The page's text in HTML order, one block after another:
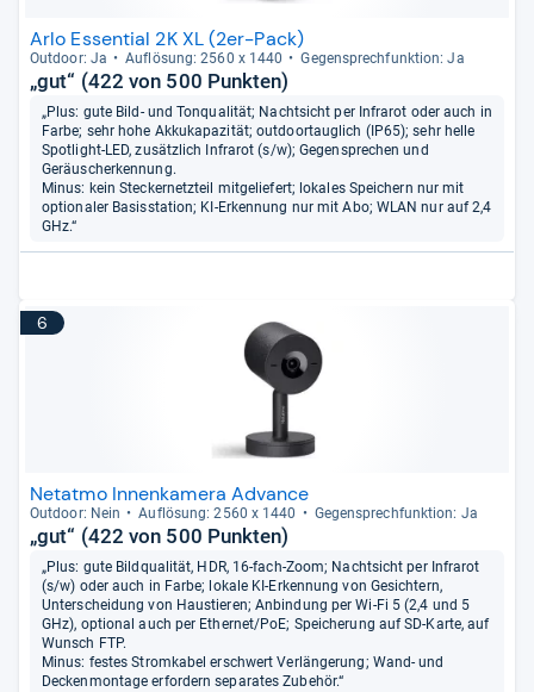
Arlo Essential 2K XL (2er-Pack)
Out­door: Ja Auf­lö­sung: 2560 x 1440 Gegen­sprech­funk­tion: Ja
„gut“ (422 von 500 Punkten)
„Plus: gute Bild- und Tonqualität; Nachtsicht per Infrarot oder auch in
Farbe; sehr hohe Akkukapazität; outdoortauglich (IP65); sehr helle
Spotlight-LED, zusätzlich Infrarot (s/w); Gegensprechen und
Geräuscherkennung.
Minus: kein Steckernetzteil mitgeliefert; lokales Speichern nur mit
optionaler Basisstation; KI-Erkennung nur mit Abo; WLAN nur auf 2,4
GHz.“
6
Netatmo Innenkamera Advance
Out­door: Nein Auf­lö­sung: 2560 x 1440 Gegen­sprech­funk­tion: Ja
„gut“ (422 von 500 Punkten)
„Plus: gute Bildqualität, HDR, 16-fach-Zoom; Nachtsicht per Infrarot
(s/w) oder auch in Farbe; lokale KI-Erkennung von Gesichtern,
Unterscheidung von Haustieren; Anbindung per Wi-Fi 5 (2,4 und 5
GHz), optional auch per Ethernet/PoE; Speicherung auf SD-Karte, auf
Wunsch FTP.
Minus: festes Stromkabel erschwert Verlängerung; Wand- und
Deckenmontage erfordern separates Zubehör.“